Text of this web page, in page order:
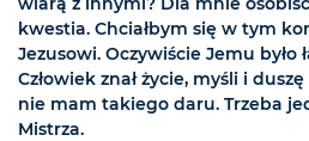
kwestia. Chciałbym się w tym
Jezusowi. Oczywiście Jemu było
Człowiek znał życie, myśli i
nie mam takiego daru. Trzeba
Mistrza.